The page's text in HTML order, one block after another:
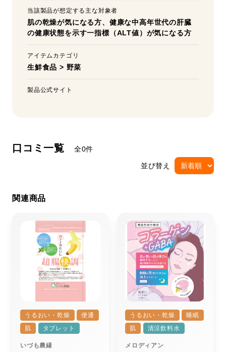
当該製品が想定する主な対象者
肌の乾燥が気になる方、健康な中高年世代の肝臓
の健康状態を示す一指標（ALT値）が気になる方
アイテムカテゴリ
生鮮食品 > 野菜
製品公式サイト
口コミ一覧 全0件
並び替え
関連商品
うるおい・乾燥
便通
肌
タブレット
いづも農縁
うるおい・乾燥
睡眠
肌
清涼飲料水
メロディアン